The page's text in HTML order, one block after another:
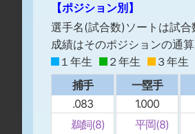
【ポジション別】
選手名(試合数)ソートは試
成績はそのポジションの通
１年生
２年生 ３年生
捕手
.083
鵜飼(8)
一塁手
1.000
平岡(8)